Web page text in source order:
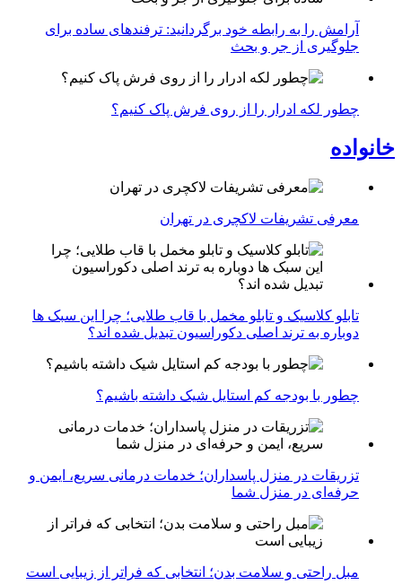
آرامش را به رابطه خود برگردانید: ترفندهای ساده برای
جلوگیری از جر و بحث
چطور لکه ادرار را از روی فرش پاک کنیم؟
خانواده
معرفی تشریفات لاکچری در تهران
تابلو کلاسیک و تابلو مخمل با قاب طلایی؛ چرا این سبک ها
دوباره به ترند اصلی دکوراسیون تبدیل شده اند؟
چطور با بودجه کم استایل شیک داشته باشیم؟
تزریقات در منزل پاسداران؛ خدمات درمانی سریع، ایمن و
حرفه‌ای در منزل شما
مبل راحتی و سلامت بدن؛ انتخابی که فراتر از زیبایی است